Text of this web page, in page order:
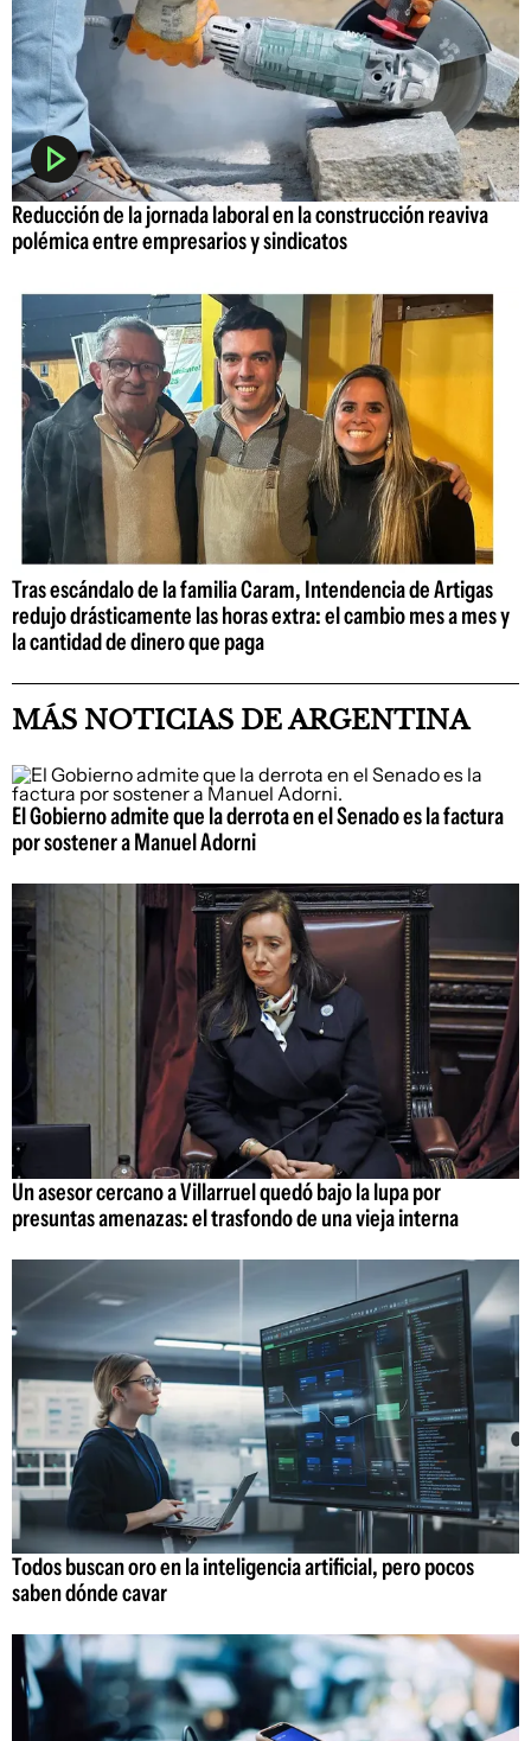
Reducción de la jornada laboral en la construcción reaviva
polémica entre empresarios y sindicatos
Tras escándalo de la familia Caram, Intendencia de Artigas
redujo drásticamente las horas extra: el cambio mes a mes y
la cantidad de dinero que paga
MÁS NOTICIAS DE ARGENTINA
El Gobierno admite que la derrota en el Senado es la factura
por sostener a Manuel Adorni
Un asesor cercano a Villarruel quedó bajo la lupa por
presuntas amenazas: el trasfondo de una vieja interna
Todos buscan oro en la inteligencia artificial, pero pocos
saben dónde cavar